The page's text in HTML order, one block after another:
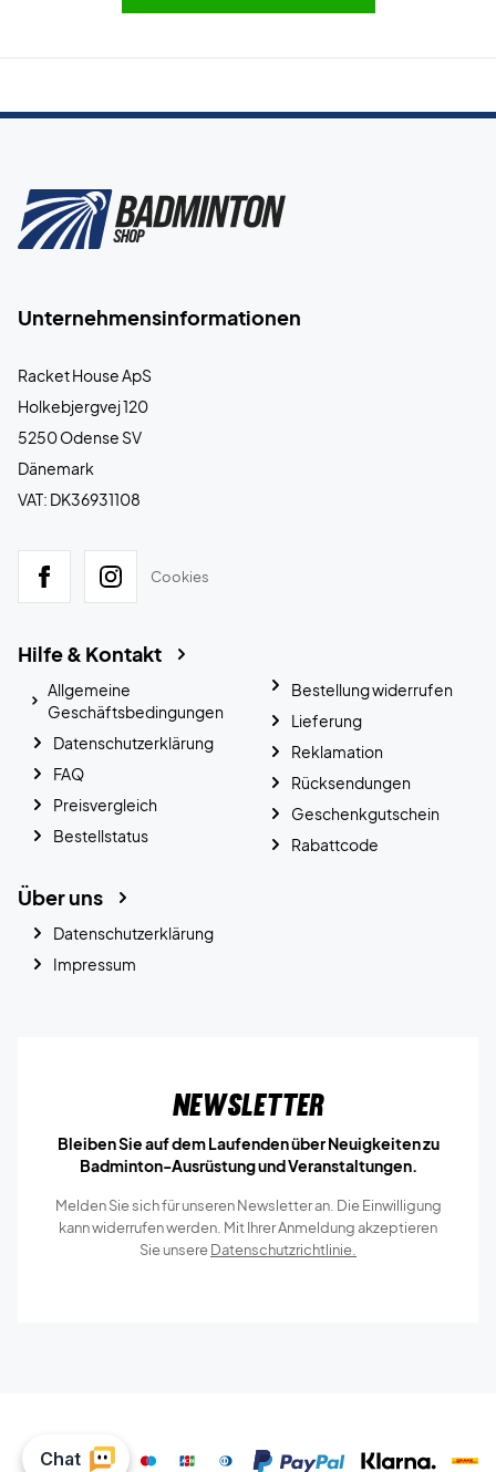
Unternehmensinformationen
Racket House ApS
Holkebjergvej 120
5250 Odense SV
Dänemark
VAT: DK36931108
Cookies
Hilfe & Kontakt
Allgemeine
Geschäftsbedingungen
Datenschutzerklärung
FAQ
Preisvergleich
Bestellstatus
Bestellung widerrufen
Lieferung
Reklamation
Rücksendungen
Geschenkgutschein
Rabattcode
Über uns
Datenschutzerklärung
Impressum
Newsletter
Bleiben Sie auf dem Laufenden über Neuigkeiten zu
Badminton-Ausrüstung und Veranstaltungen.
Melden Sie sich für unseren Newsletter an. Die Einwilligung
kann widerrufen werden. Mit Ihrer Anmeldung akzeptieren
Sie unsereDatenschutzrichtlinie.